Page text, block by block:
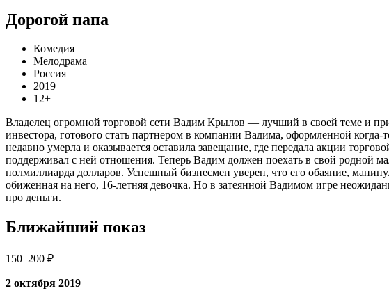
Дорогой папа
Комедия
Мелодрама
Россия
2019
12+
Владелец огромной торговой сети Вадим Крылов — лучший в своей теме и
инвестора, готового стать партнером в компании Вадима, оформленной
недавно умерла и оказывается оставила завещание, где передала акции
поддерживал с ней отношения. Теперь Вадим должен поехать в свой родной
полмиллиарда долларов. Успешный бизнесмен уверен, что его обаяние,
обиженная на него, 16-летняя девочка. Но в затеянной Вадимом игре
про деньги.
Ближайший показ
150–200 ₽
2 октября 2019